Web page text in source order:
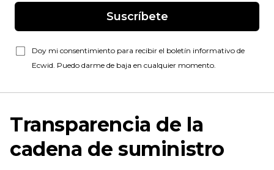
Suscríbete
Doy mi consentimiento para recibir el boletín informativo de
Ecwid. Puedo darme de baja en cualquier momento.
Transparencia de la
cadena de suministro